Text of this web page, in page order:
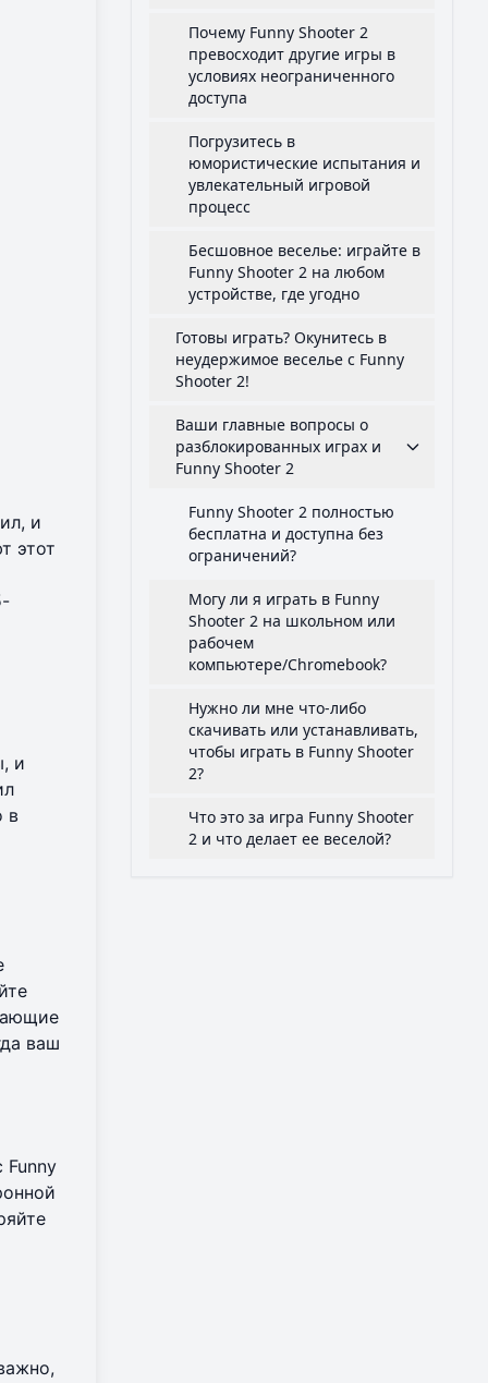
и
этот
и
в
ваш
Почему Funny Shooter 2
превосходит другие игры в
условиях неограниченного
доступа
Погрузитесь в
юмористические испытания и
увлекательный игровой
процесс
Бесшовное веселье: играйте в
Funny Shooter 2 на любом
устройстве, где угодно
Готовы играть? Окунитесь в
неудержимое веселье с Funny
Shooter 2!
Ваши главные вопросы о
разблокированных играх и
Funny Shooter 2
Funny Shooter 2 полностью
бесплатна и доступна без
ограничений?
Могу ли я играть в Funny
Shooter 2 на школьном или
рабочем
компьютере/Chromebook?
Нужно ли мне что-либо
скачивать или устанавливать,
чтобы играть в Funny Shooter
2?
Что это за игра Funny Shooter
2 и что делает ее веселой?